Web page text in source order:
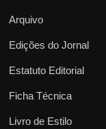
Arquivo
Edições do Jornal
Estatuto Editorial
Ficha Técnica
Livro de Estilo